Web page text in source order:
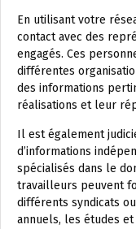
En utilisant votre
contact avec des
engagés. Ces
différentes
des informations
réalisations et leur
Il est également
d’informations
spécialisés dans le
travailleurs peuvent
différents syndicats
annuels, les études